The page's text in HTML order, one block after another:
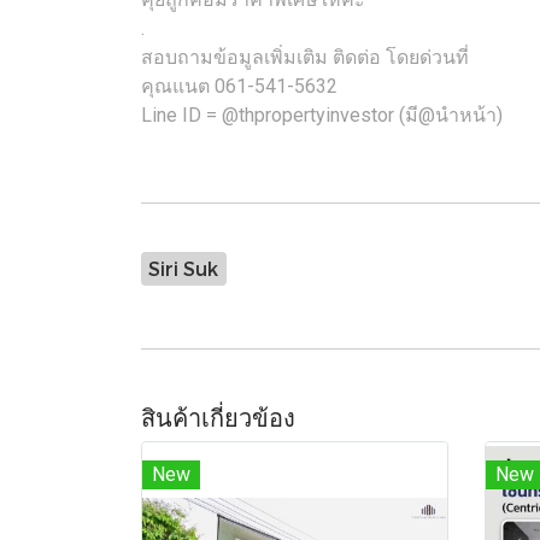
.
สอบถามข้อมูลเพิ่มเติม ติดต่อ โดยด่วนที่
คุณแนต 061-541-5632
Line ID = @thpropertyinvestor (มี@นำหน้า)
Siri Suk
สินค้าเกี่ยวข้อง
New New